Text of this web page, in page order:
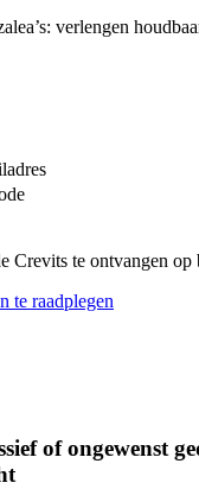
verlengen
Crevits te ontvangen op
te raadplegen
of ongewenst